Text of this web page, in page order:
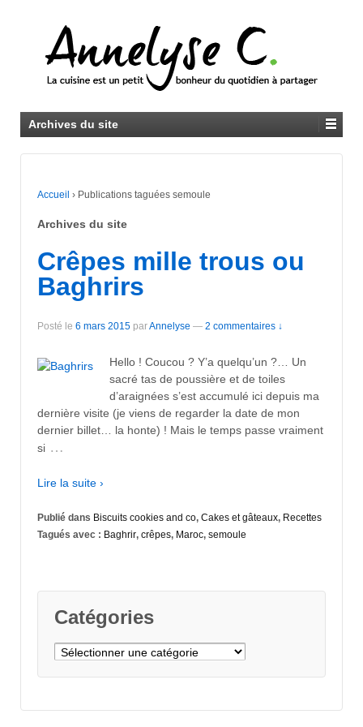
Archives du site
Accueil › Publications taguées semoule
Archives du site
Crêpes mille trous ou
Baghrirs
Posté le 6 mars 2015 parAnnelyse — 2 commentaires ↓
Hello ! Coucou ? Y’a quelqu’un ?… Un
sacré tas de poussière et de toiles
d’araignées s’est accumulé ici depuis ma
dernière visite (je viens de regarder la date de mon
dernier billet… la honte) ! Mais le temps passe vraiment
si …
Lire la suite ›
Publié dans Biscuits cookies and co, Cakes et gâteaux, Recettes
Tagués avec : Baghrir, crêpes, Maroc, semoule
Catégories
Catégories